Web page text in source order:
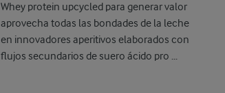
Whey protein upcycled para generar valor
aprovecha todas las bondades de la leche
en innovadores aperitivos elaborados con
flujos secundarios de suero ácido pro ...